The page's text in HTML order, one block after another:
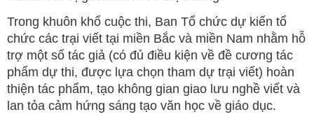
Trong khuôn khổ cuộc thi, Ban Tổ chức dự kiến tổ
chức các trại viết tại miền Bắc và miền Nam nhằm hỗ
trợ một số tác giả (có đủ điều kiện về đề cương tác
phẩm dự thi, được lựa chọn tham dự trại viết) hoàn
thiện tác phẩm, tạo không gian giao lưu nghề viết và
lan tỏa cảm hứng sáng tạo văn học về giáo dục.